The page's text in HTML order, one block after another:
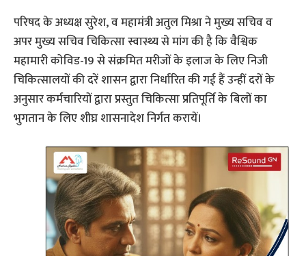
परिषद के अध्यक्ष सुरेश, व महामंत्री अतुल मिश्रा ने मुख्य सचिव व
अपर मुख्य सचिव चिकित्सा स्वास्थ्य से मांग की है कि वैश्विक
महामारी कोविड-19 से संक्रमित मरीजों के इलाज के लिए निजी
चिकित्सालयों की दरें शासन द्वारा निर्धारित की गई हैं उन्हीं दरों के
अनुसार कर्मचारियों द्वारा प्रस्तुत चिकित्सा प्रतिपूर्ति के बिलों का
भुगतान के लिए शीघ्र शासनादेश निर्गत करायें।